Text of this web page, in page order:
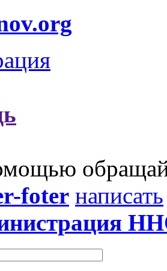
foter написать